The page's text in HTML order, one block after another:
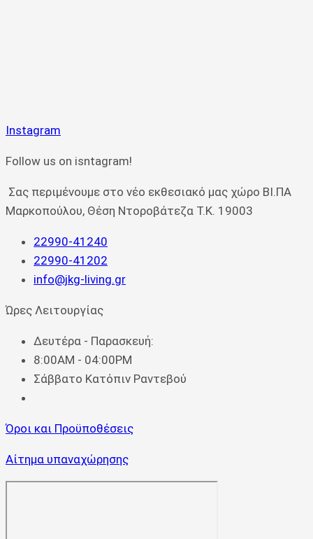
Instagram
Follow us on isntagram!
Σας περιμένουμε στο νέο εκθεσιακό μας χώρο ΒΙ.ΠΑ
Μαρκοπούλου, Θέση Ντοροβάτεζα Τ.Κ. 19003
22990-41240
22990-41202
info@jkg-living.gr
Ώρες Λειτουργίας
Δευτέρα - Παρασκευή:
8:00AM - 04:00PM
Σάββατο Κατόπιν Ραντεβού
Όροι και Προϋποθέσεις
Αίτημα υπαναχώρησης